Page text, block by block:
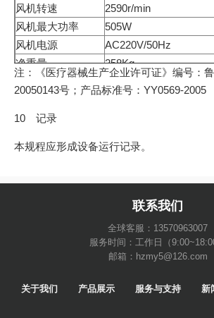
风机转速
2590r/min
风机最大功率
505W
风机电源
AC220V/50Hz
净重量
258Kg
注：《医疗器械生产企业许可证》编号：
20050143号；产品标准号：YY0569-2005
10 记录
本规程应形成设备运行记录。
联系我们
全球客服：13570963007
服务时间：工作日（9:00~18:00
邮箱：hzmy5@126.com
关于我们 产品展示 服务与支持 新